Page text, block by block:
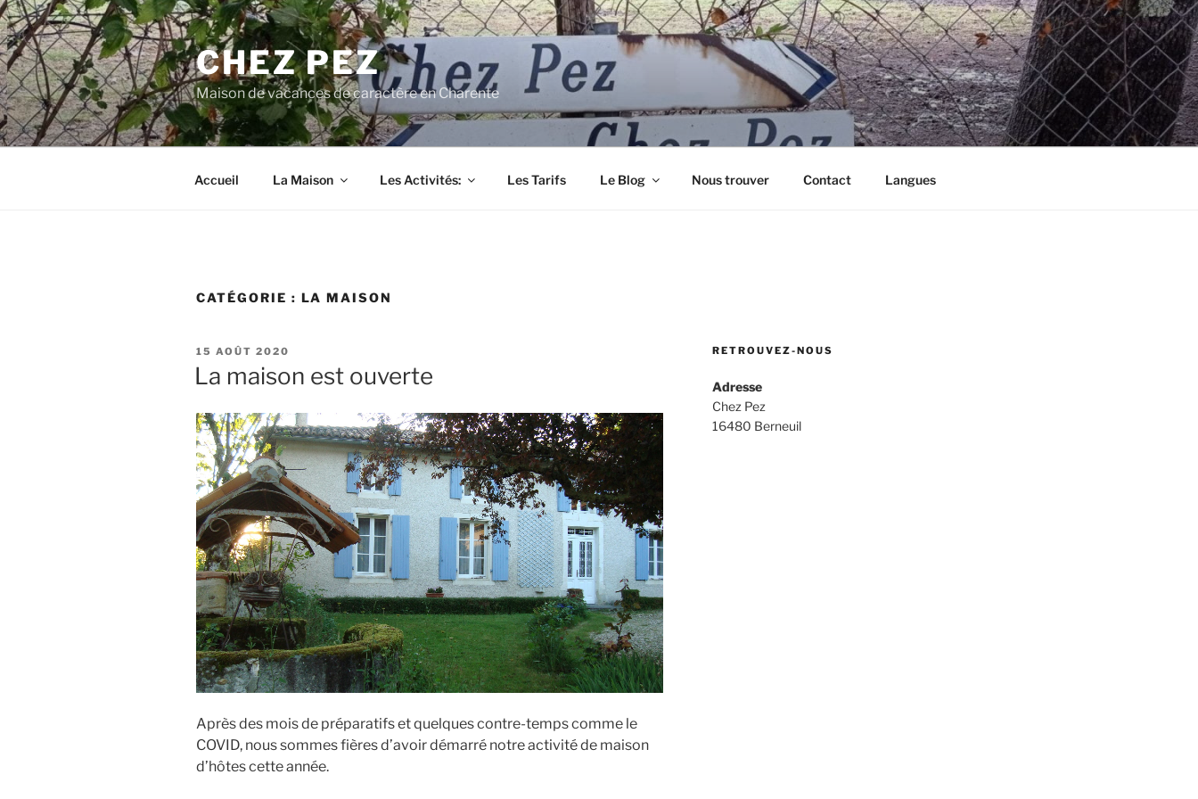
Aller
au
contenu
principal
CHEZ PEZ
Maison de vacances de caractère en Charente
Accueil La Maison Les Activités: Les Tarifs Le Blog Nous trouver Contact Langues
CATÉGORIE : LA MAISON
PUBLIÉ
LE
15 AOÛT 2020
La maison est ouverte
Après des mois de préparatifs et quelques contre-temps comme le
COVID, nous sommes fières d’avoir démarré notre activité de maison
d’hôtes cette année.
RETROUVEZ-NOUS
Adresse
Chez Pez
16480 Berneuil